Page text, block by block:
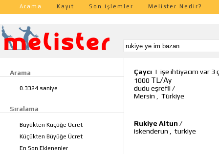
Arama Kayıt Son İşlemler Melister Nedir?
Arama
0.3324 saniye
Sıralama
Büyükten Küçüğe Ücret
Küçükten Büyüğe Ücret
En Son Eklenenler
Çaycı | işe ihtiyacım var 3
1000 TL/Ay
dudu eşrefli /
Mersin
Türkiye
Rukiye Altun /
iskenderun
turkiye